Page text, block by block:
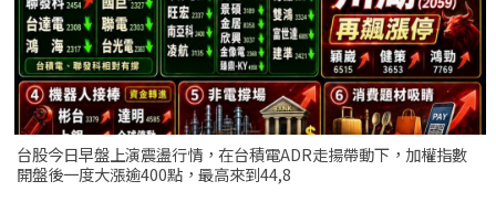
台股今日早盤上演震盪行情，在台積電ADR走揚帶動下，加權指數
開盤後一度大漲逾400點，最高來到44,8